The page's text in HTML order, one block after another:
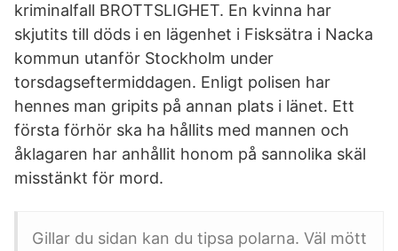
kriminalfall BROTTSLIGHET. En kvinna har
skjutits till döds i en lägenhet i Fisksätra i Nacka
kommun utanför Stockholm under
torsdagseftermiddagen. Enligt polisen har
hennes man gripits på annan plats i länet. Ett
första förhör ska ha hållits med mannen och
åklagaren har anhållit honom på sannolika skäl
misstänkt för mord.
Gillar du sidan kan du tipsa polarna. Väl mött